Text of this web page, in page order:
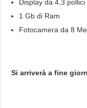
Display da 4,3 pollici
1 Gb di Ram
Fotocamera da 8
Si arriverà a fine